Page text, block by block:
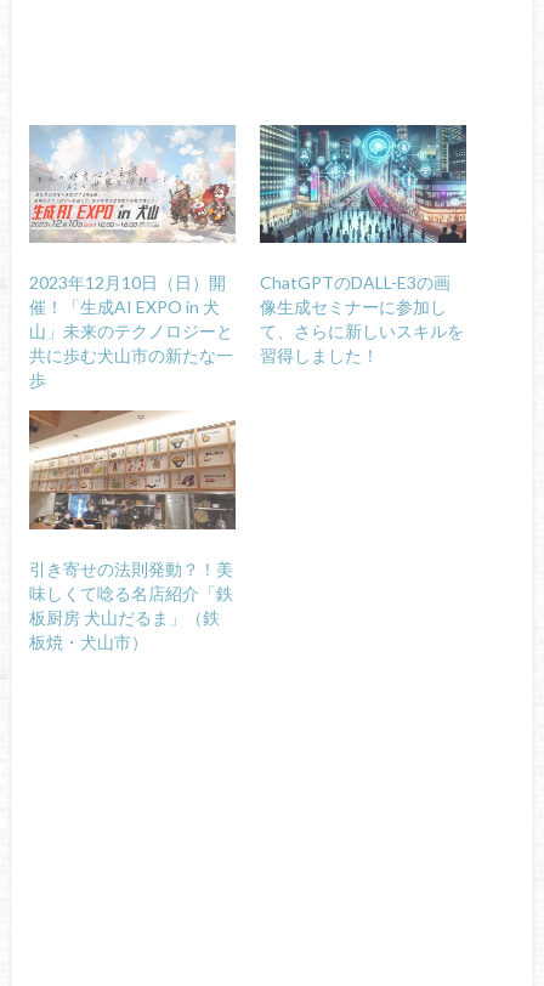
2023年12月10日（日）開
催！「生成AI EXPO in 犬
山」未来のテクノロジーと
共に歩む犬山市の新たな一
歩
ChatGPTのDALL-E3の画
像生成セミナーに参加し
て、さらに新しいスキルを
習得しました！
引き寄せの法則発動？！美
味しくて唸る名店紹介「鉄
板厨房 犬山だるま」（鉄
板焼・犬山市）